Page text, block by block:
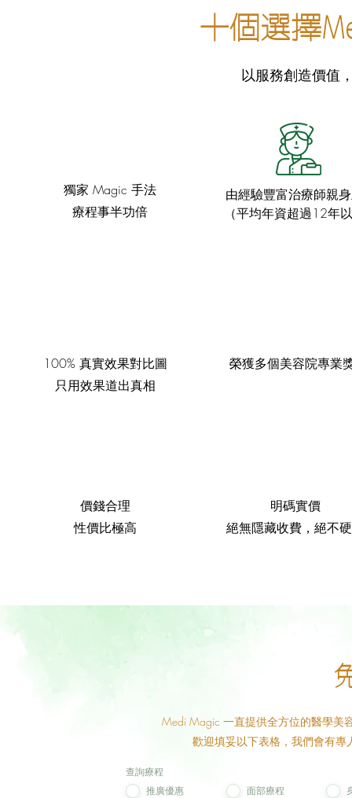
十個選擇
以服務創造價值
獨家 Magic 手法
療程事半功倍
由經驗豐富治療師親
（平均年資超過12年
100% 真實效果對比圖
只用效果道出真相
榮獲多個美容院專業
明碼實價
絕無隱藏收費，絕不
價錢合理
性價比極高
Medi Magic 一直提供全方位的醫學美
歡迎填妥以下表格，我們會有
查詢療程
推廣優惠
面部療程